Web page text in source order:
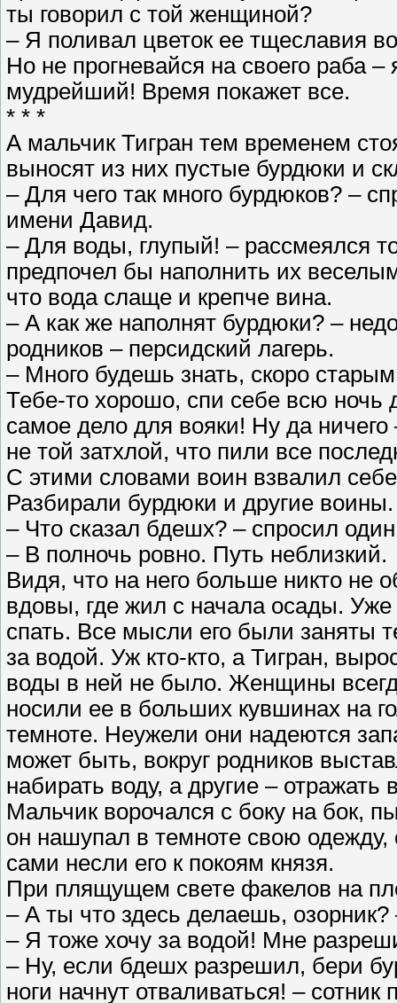
ты говорил с той женщиной?
– Я поливал цветок ее тщеславия
Но не прогневайся на своего раба
мудрейший! Время покажет все.
* * *
А мальчик Тигран тем временем
выносят из них пустые бурдюки и
– Для чего так много бурдюков? –
имени Давид.
– Для воды, глупый! – рассмеялся
предпочел бы наполнить их
что вода слаще и крепче вина.
– А как же наполнят бурдюки? –
родников – персидский лагерь.
– Много будешь знать, скоро
Тебе-то хорошо, спи себе всю ночь
самое дело для вояки! Ну да
не той затхлой, что пили все
С этими словами воин взвалил
Разбирали бурдюки и другие воины.
– Что сказал бдешх? – спросил
– В полночь ровно. Путь неблизкий.
Видя, что на него больше никто не
вдовы, где жил с начала осады.
спать. Все мысли его были заняты
за водой. Уж кто-кто, а Тигран,
воды в ней не было. Женщины
носили ее в больших кувшинах на
темноте. Неужели они надеются
может быть, вокруг родников
набирать воду, а другие – отражать
Мальчик ворочался с боку на бок,
он нашупал в темноте свою
сами несли его к покоям князя.
При плящущем свете факелов на
– А ты что здесь делаешь,
– Я тоже хочу за водой! Мне
– Ну, если бдешх разрешил, бери
ноги начнут отваливаться! –